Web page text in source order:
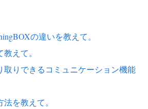
の違いを教えて。
えて。
取りできるコミュニケーション機能
を教えて。